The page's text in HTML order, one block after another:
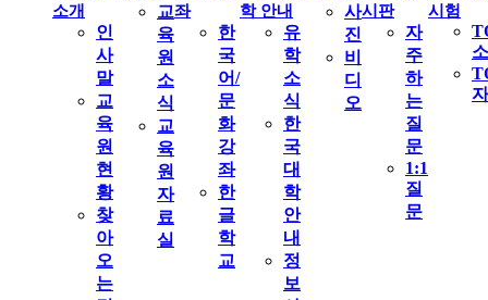
소개
인
사
말
교
육
원
현
황
찾
아
오
는
교
육
원
소
식
교
육
원
자
료
실
좌
한
국
어/
문
화
강
좌
한
글
학
교
학 안내
유
학
소
식
한
국
대
학
안
내
정
보
사
진
비
디
오
시판
자
주
하
는
질
문
1:1
질
문
시험